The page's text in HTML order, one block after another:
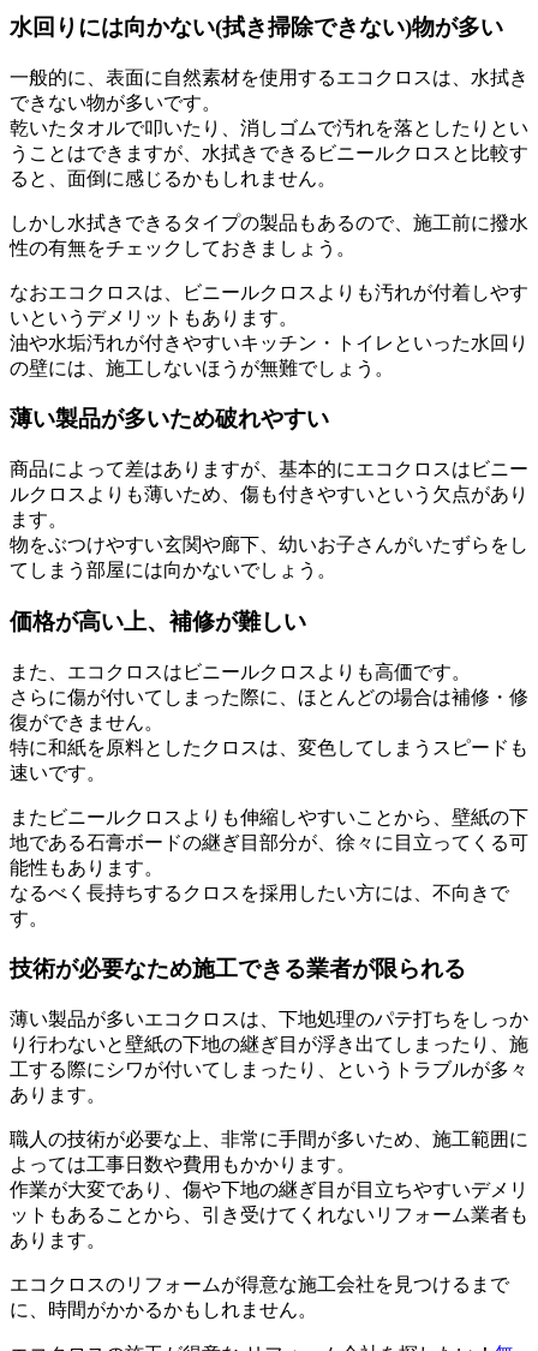
水回りには向かない(拭き掃除できない)物が多い
一般的に、表面に自然素材を使用するエコクロスは、水拭き
できない物が多いです。
乾いたタオルで叩いたり、消しゴムで汚れを落としたりとい
うことはできますが、水拭きできるビニールクロスと比較す
ると、面倒に感じるかもしれません。
しかし水拭きできるタイプの製品もあるので、施工前に撥水
性の有無をチェックしておきましょう。
なおエコクロスは、ビニールクロスよりも汚れが付着しやす
いというデメリットもあります。
油や水垢汚れが付きやすいキッチン・トイレといった水回り
の壁には、施工しないほうが無難でしょう。
薄い製品が多いため破れやすい
商品によって差はありますが、基本的にエコクロスはビニー
ルクロスよりも薄いため、傷も付きやすいという欠点があり
ます。
物をぶつけやすい玄関や廊下、幼いお子さんがいたずらをし
てしまう部屋には向かないでしょう。
価格が高い上、補修が難しい
また、エコクロスはビニールクロスよりも高価です。
さらに傷が付いてしまった際に、ほとんどの場合は補修・修
復ができません。
特に和紙を原料としたクロスは、変色してしまうスピードも
速いです。
またビニールクロスよりも伸縮しやすいことから、壁紙の下
地である石膏ボードの継ぎ目部分が、徐々に目立ってくる可
能性もあります。
なるべく長持ちするクロスを採用したい方には、不向きで
す。
技術が必要なため施工できる業者が限られる
薄い製品が多いエコクロスは、下地処理のパテ打ちをしっか
り行わないと壁紙の下地の継ぎ目が浮き出てしまったり、施
工する際にシワが付いてしまったり、というトラブルが多々
あります。
職人の技術が必要な上、非常に手間が多いため、施工範囲に
よっては工事日数や費用もかかります。
作業が大変であり、傷や下地の継ぎ目が目立ちやすいデメリ
ットもあることから、引き受けてくれないリフォーム業者も
あります。
エコクロスのリフォームが得意な施工会社を見つけるまで
に、時間がかかるかもしれません。